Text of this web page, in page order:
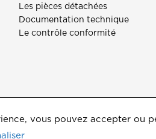
Les pièces détachées
Documentation technique
Le contrôle conformité
vous pouvez accepter ou